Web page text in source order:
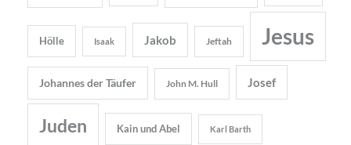
Hölle Isaak Jakob Jeftah Jesus
Johannes der Täufer John M. Hull Josef
Juden Kain und Abel Karl Barth